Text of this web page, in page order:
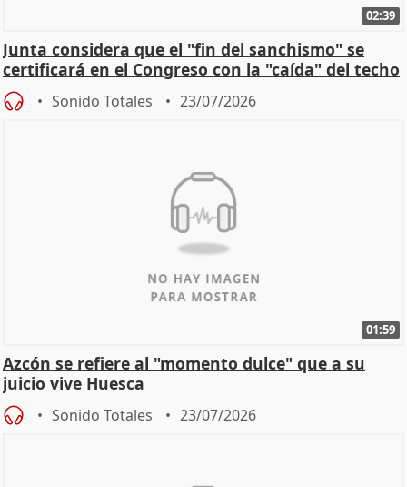
02:39
Junta considera que el "fin del sanchismo" se
certificará en el Congreso con la "caída" del techo
de
Sonido Totales 23/07/2026
01:59
Azcón se refiere al "momento dulce" que a su
juicio vive Huesca
Sonido Totales 23/07/2026